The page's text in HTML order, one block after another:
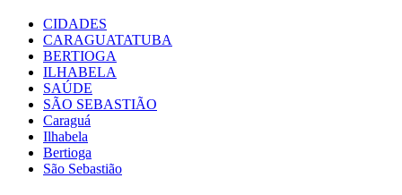
CIDADES
CARAGUATATUBA
BERTIOGA
ILHABELA
SAÚDE
SÃO SEBASTIÃO
Caraguá
Ilhabela
Bertioga
São Sebastião